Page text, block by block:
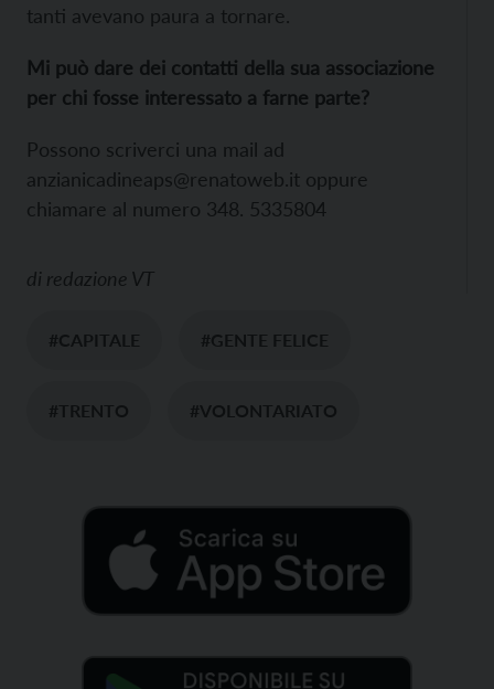
tanti avevano paura a tornare.
Mi può dare dei contatti della sua associazione
per chi fosse interessato a farne parte?
Possono scriverci una mail ad
anzianicadineaps@renatoweb.it oppure
chiamare al numero 348. 5335804
di redazione VT
#CAPITALE #GENTE FELICE
#TRENTO #VOLONTARIATO